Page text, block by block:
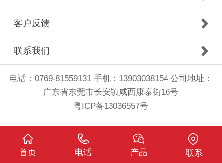
客户反馈
联系我们
电话：0769-81559131 手机：13903038154 公司地址：
广东省东莞市长安镇咸西康泰街16号
粤ICP备13036557号
首页 电话 产品 联系